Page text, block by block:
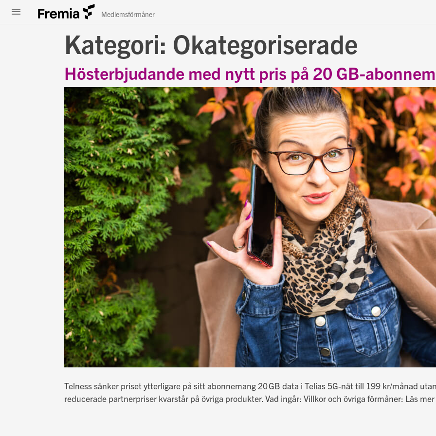
Meny Medlemsförmåner
Kategori: Okategoriserade
Hösterbjudande med nytt pris på 20 GB-
Telness sänker priset ytterligare på sitt abonnemang 20 GB data i Telias 5G‑nät till 199 kr/månad
reducerade partnerpriser kvarstår på övriga produkter. Vad ingår: Villkor och övriga förmåner: Läs